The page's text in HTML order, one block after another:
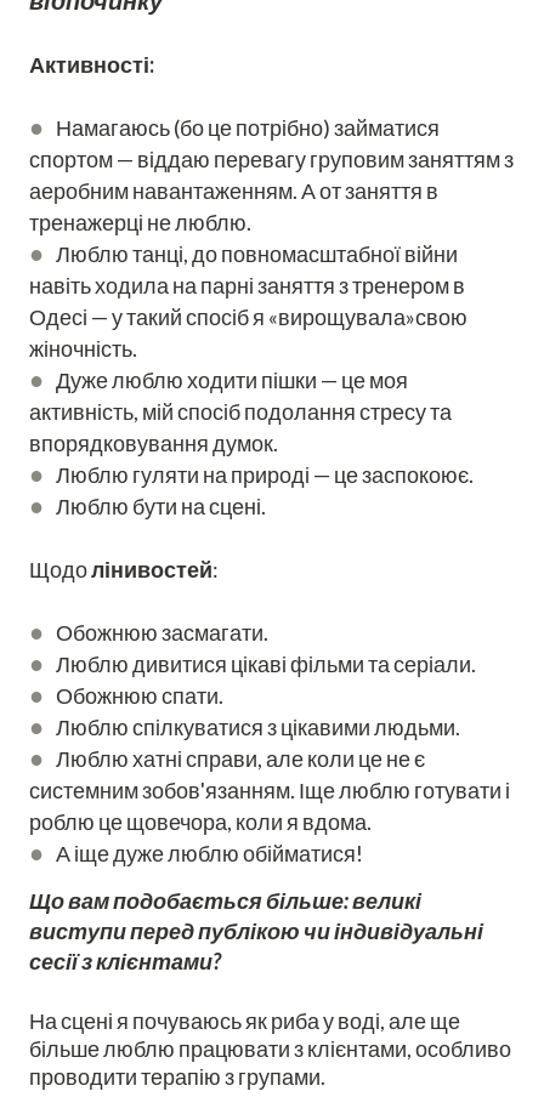
Активності:
● Намагаюсь (бо це потрібно) займатися
спортом — віддаю перевагу груповим заняттям з
аеробним навантаженням. А от заняття в
тренажерці не люблю.
● Люблю танці, до повномасштабної війни
навіть ходила на парні заняття з тренером в
Одесі — у такий спосіб я «вирощувала»свою
жіночність.
● Дуже люблю ходити пішки — це моя
активність, мій спосіб подолання стресу та
впорядковування думок.
● Люблю гуляти на природі — це заспокоює.
● Люблю бути на сцені.
Щодолінивостей:
● Обожнюю засмагати.
● Люблю дивитися цікаві фільми та серіали.
● Обожнюю спати.
● Люблю спілкуватися з цікавими людьми.
● Люблю хатні справи, але коли це не є
системним зобов'язанням. Іще люблю готувати і
роблю це щовечора, коли я вдома.
● А іще дуже люблю обійматися!
Що вам подобається більше: великі
виступи перед публікою чи індивідуальні
сесії з клієнтами?
На сцені я почуваюсь як риба у воді, але ще
більше люблю працювати з клієнтами, особливо
проводити терапію з групами.